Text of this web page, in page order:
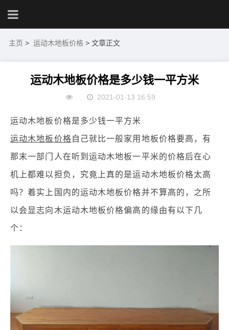
主页 > 运动木地板价格 > 文章正文
运动木地板价格是多少钱一平方米
2021-01-13 16:59
运动木地板价格是多少钱一平方米
运动木地板价格自己就比一般家用地板价格要高，有
那末一部门人在听到运动木地板一平米的价格后在心
机上都难以担负，究竟上真的是运动木地板价格太高
吗？着实上国内的运动木地板价格并不算高的，之所
以会显志向木运动木地板价格偏高的缘由有以下几
个：